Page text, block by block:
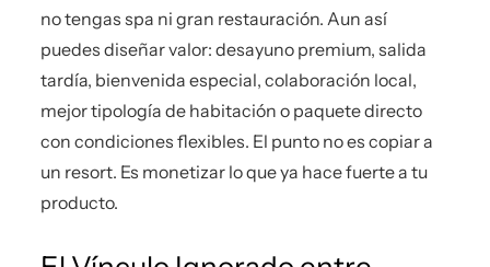
no tengas spa ni gran restauración. Aun así
puedes diseñar valor: desayuno premium, salida
tardía, bienvenida especial, colaboración local,
mejor tipología de habitación o paquete directo
con condiciones flexibles. El punto no es copiar a
un resort. Es monetizar lo que ya hace fuerte a tu
producto.